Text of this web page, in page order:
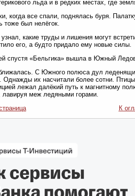
льда и в редких местах, где
когда все спали, поднялась буря.
тоже был нелёгок.
какие труды и лишения могут
его, а будто придало ему новые силы.
спустя «Бельгика» вышла в Южный
С Южного полюса дул
Однажды их насчитали более сотни.
лежал далёкий путь к магнитному
лавируя меж ледяными горами.
К